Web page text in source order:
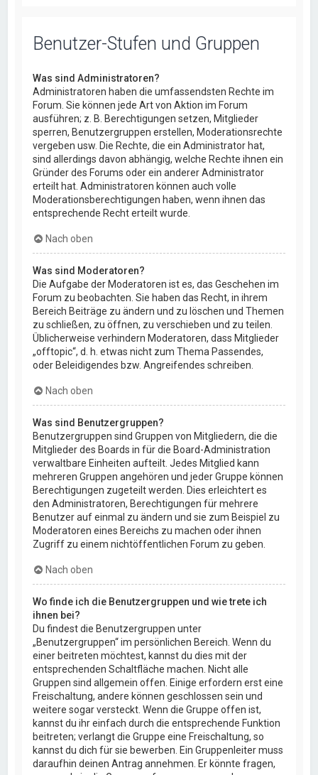
Benutzer-Stufen und Gruppen
Was sind Administratoren?
Administratoren haben die umfassendsten Rechte im
Forum. Sie können jede Art von Aktion im Forum
ausführen; z. B. Berechtigungen setzen, Mitglieder
sperren, Benutzergruppen erstellen, Moderationsrechte
vergeben usw. Die Rechte, die ein Administrator hat,
sind allerdings davon abhängig, welche Rechte ihnen ein
Gründer des Forums oder ein anderer Administrator
erteilt hat. Administratoren können auch volle
Moderationsberechtigungen haben, wenn ihnen das
entsprechende Recht erteilt wurde.
Nach oben
Was sind Moderatoren?
Die Aufgabe der Moderatoren ist es, das Geschehen im
Forum zu beobachten. Sie haben das Recht, in ihrem
Bereich Beiträge zu ändern und zu löschen und Themen
zu schließen, zu öffnen, zu verschieben und zu teilen.
Üblicherweise verhindern Moderatoren, dass Mitglieder
„offtopic“, d. h. etwas nicht zum Thema Passendes,
oder Beleidigendes bzw. Angreifendes schreiben.
Nach oben
Was sind Benutzergruppen?
Benutzergruppen sind Gruppen von Mitgliedern, die die
Mitglieder des Boards in für die Board-Administration
verwaltbare Einheiten aufteilt. Jedes Mitglied kann
mehreren Gruppen angehören und jeder Gruppe können
Berechtigungen zugeteilt werden. Dies erleichtert es
den Administratoren, Berechtigungen für mehrere
Benutzer auf einmal zu ändern und sie zum Beispiel zu
Moderatoren eines Bereichs zu machen oder ihnen
Zugriff zu einem nichtöffentlichen Forum zu geben.
Nach oben
Wo finde ich die Benutzergruppen und wie trete ich
ihnen bei?
Du findest die Benutzergruppen unter
„Benutzergruppen“ im persönlichen Bereich. Wenn du
einer beitreten möchtest, kannst du dies mit der
entsprechenden Schaltfläche machen. Nicht alle
Gruppen sind allgemein offen. Einige erfordern erst eine
Freischaltung, andere können geschlossen sein und
weitere sogar versteckt. Wenn die Gruppe offen ist,
kannst du ihr einfach durch die entsprechende Funktion
beitreten; verlangt die Gruppe eine Freischaltung, so
kannst du dich für sie bewerben. Ein Gruppenleiter muss
daraufhin deinen Antrag annehmen. Er könnte fragen,